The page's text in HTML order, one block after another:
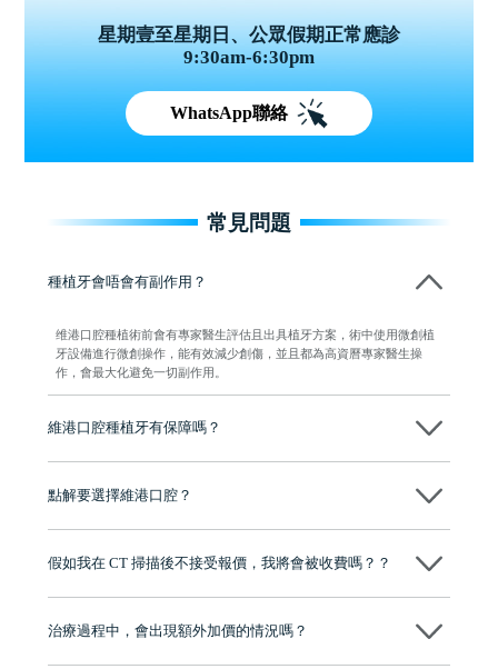
星期壹至星期日、公眾假期正常應診
9:30am-6:30pm
WhatsApp聯絡
常見問題
種植牙會唔會有副作用？
维港口腔種植術前會有專家醫生評估且出具植牙方案，術中使用微創植
牙設備進行微創操作，能有效減少創傷，並且都為高資曆專家醫生操
作，會最大化避免一切副作用。
維港口腔種植牙有保障嗎？
維港口腔全程選用如Nobel、Osstem等國際知名大品牌植體，物料均可溯
保養指導同維護服務，確保種完之後穩定、耐用又安心。
點解要選擇維港口腔？
牌」、「2025香港企業領袖品牌」，是諾貝爾種植系統全球放心植牙中
至今已服務超過三十個國家和地區的顧客，受到粵港澳大灣區及周邊城
有咨詢及服務保障中心，有任何問題都可以隨時預約免費咨詢，讓人十
假如我在 CT 掃描後不接受報價，我將會被收費嗎？？
治療過程中，會出現額外加價的情況嗎？